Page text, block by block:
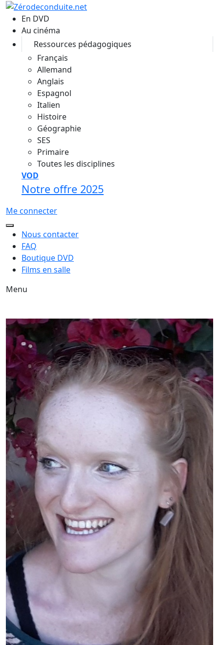
Aller au contenu principal
En DVD
Au cinéma
Ressources pédagogiques
Français
Allemand
Anglais
Espagnol
Italien
Histoire
Géographie
SES
Primaire
Toutes les disciplines
VOD
Notre offre 2025
Me connecter
Nous contacter
FAQ
Boutique DVD
Films en salle
Menu
Céline Cayzac
Professeur•e de SES
Céline est enseignante de Sciences Économiques et
Sociales en prépa B/L. Son premier cinéma en plein air ?
C'était un soir d'orage. Le film ? C'était
Twister
. La nuit
fut courte...
Voir toute l'équipe